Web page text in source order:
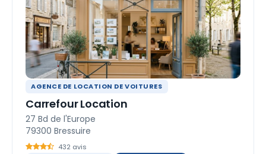
AGENCE DE LOCATION DE VOITURES
Carrefour Location
27 Bd de l'Europe
79300 Bressuire
432 avis